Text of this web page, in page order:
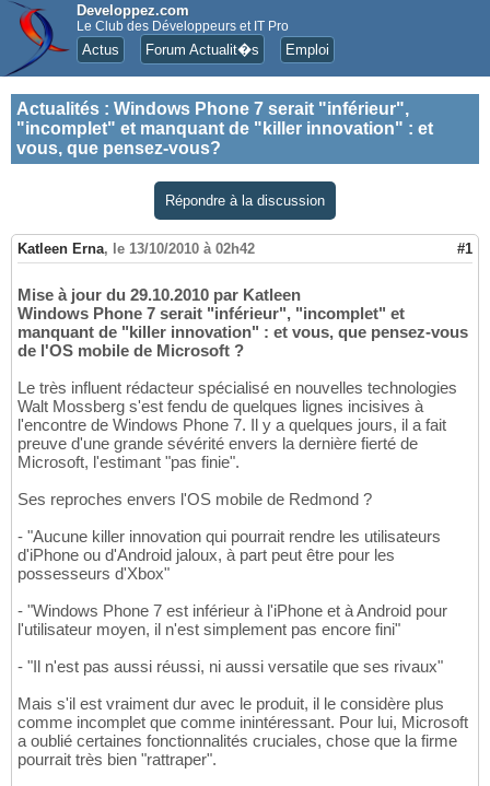
Developpez.com
Le Club des Développeurs et IT Pro
Actus Forum Actualit�s Emploi
Actualités : Windows Phone 7 serait "inférieur",
"incomplet" et manquant de "killer innovation" : et
vous, que pensez-vous?
Répondre à la discussion
Katleen Erna, le 13/10/2010 à 02h42 #1
Mise à jour du 29.10.2010 par Katleen
Windows Phone 7 serait "inférieur", "incomplet" et
manquant de "killer innovation" : et vous, que pensez-vous
de l'OS mobile de Microsoft ?
Le très influent rédacteur spécialisé en nouvelles technologies
Walt Mossberg s'est fendu de quelques lignes incisives à
l'encontre de Windows Phone 7. Il y a quelques jours, il a fait
preuve d'une grande sévérité envers la dernière fierté de
Microsoft, l'estimant "pas finie".
Ses reproches envers l'OS mobile de Redmond ?
- "Aucune killer innovation qui pourrait rendre les utilisateurs
d'iPhone ou d'Android jaloux, à part peut être pour les
possesseurs d'Xbox"
- "Windows Phone 7 est inférieur à l'iPhone et à Android pour
l'utilisateur moyen, il n'est simplement pas encore fini"
- "Il n'est pas aussi réussi, ni aussi versatile que ses rivaux"
Mais s'il est vraiment dur avec le produit, il le considère plus
comme incomplet que comme inintéressant. Pour lui, Microsoft
a oublié certaines fonctionnalités cruciales, chose que la firme
pourrait très bien "rattraper".